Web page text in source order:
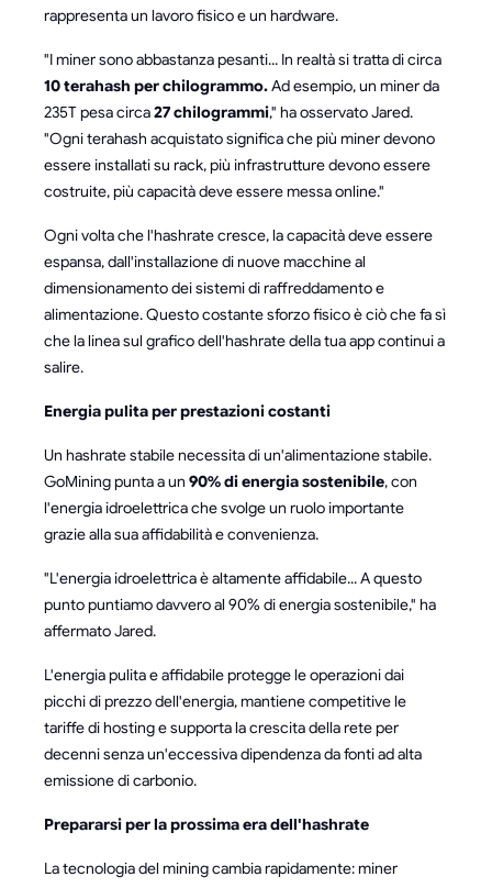
rappresenta un lavoro fisico e un hardware.
"I miner sono abbastanza pesanti... In realtà si tratta di circa
10 terahash per chilogrammo.Ad esempio, un miner da
235T pesa circa27 chilogrammi," ha osservato Jared.
"Ogni terahash acquistato significa che più miner devono
essere installati su rack, più infrastrutture devono essere
costruite, più capacità deve essere messa online."
Ogni volta che l'hashrate cresce, la capacità deve essere
espansa, dall'installazione di nuove macchine al
dimensionamento dei sistemi di raffreddamento e
alimentazione. Questo costante sforzo fisico è ciò che fa sì
che la linea sul grafico dell'hashrate della tua app continui a
salire.
Energia pulita per prestazioni costanti
Un hashrate stabile necessita di un'alimentazione stabile.
GoMining punta a un 90% di energia sostenibile, con
l'energia idroelettrica che svolge un ruolo importante
grazie alla sua affidabilità e convenienza.
"L'energia idroelettrica è altamente affidabile... A questo
punto puntiamo davvero al 90% di energia sostenibile," ha
affermato Jared.
L'energia pulita e affidabile protegge le operazioni dai
picchi di prezzo dell'energia, mantiene competitive le
tariffe di hosting e supporta la crescita della rete per
decenni senza un'eccessiva dipendenza da fonti ad alta
emissione di carbonio.
Prepararsi per la prossima era dell'hashrate
La tecnologia del mining cambia rapidamente: miner